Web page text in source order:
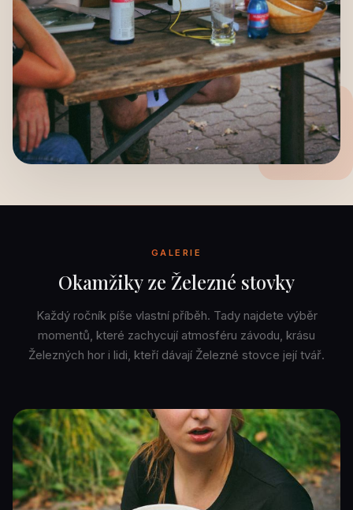
GALERIE
Okamžiky ze Železné stovky
Každý ročník píše vlastní příběh. Tady najdete výběr
momentů, které zachycují atmosféru závodu, krásu
Železných hor i lidi, kteří dávají Železné stovce její tvář.